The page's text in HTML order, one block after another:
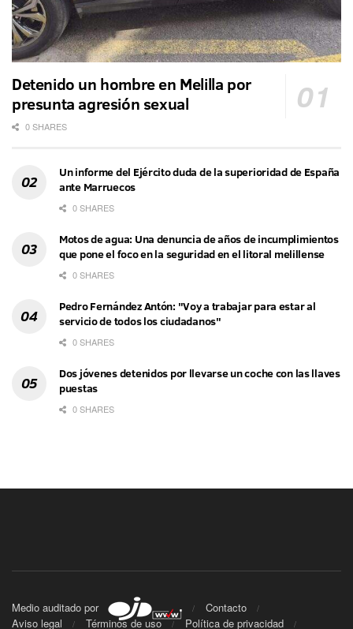
Detenido un hombre en Melilla por
presunta agresión sexual
0 SHARES
Un informe del Ejército duda de la superioridad de España
ante Marruecos
0 SHARES
Motos de agua: Una denuncia de años de incumplimientos
que pone el foco en la seguridad en el litoral melillense
0 SHARES
Pedro Fernández Antón: "Voy a trabajar para estar al
servicio de todos los ciudadanos"
0 SHARES
Dos jóvenes detenidos por llevarse un coche con las llaves
puestas
0 SHARES
Medio auditado por
Contacto
Aviso legal
Términos de uso Política de privacidad